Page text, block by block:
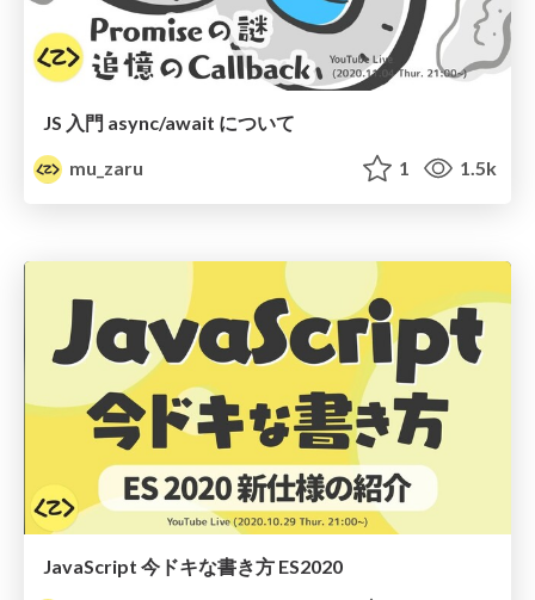
JS 入門 async/await について
mu_zaru
1 1.5k
JavaScript 今ドキな書き方 ES2020